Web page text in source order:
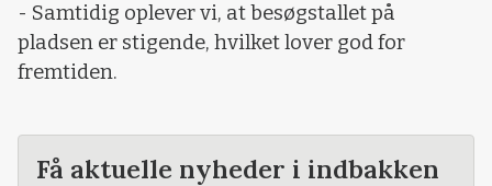
- Samtidig oplever vi, at besøgstallet på
pladsen er stigende, hvilket lover god for
fremtiden.
Få aktuelle nyheder i indbakken